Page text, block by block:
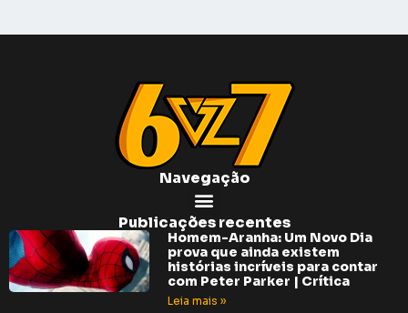
Navegação
Publicações recentes
Homem-Aranha: Um Novo Dia
prova que ainda existem
histórias incríveis para contar
com Peter Parker | Crítica
Leia mais »